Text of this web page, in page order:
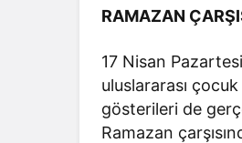
RAMAZAN
17 Nisan
uluslararası
gösterileri de
Ramazan